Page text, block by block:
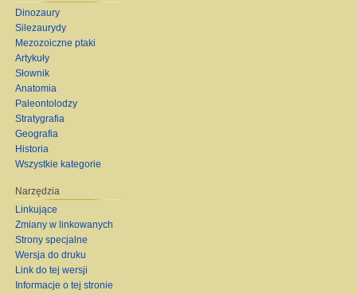
Dinozaury
Silezaurydy
Mezozoiczne ptaki
Artykuły
Słownik
Anatomia
Paleontolodzy
Stratygrafia
Geografia
Historia
Wszystkie kategorie
Narzędzia
Linkujące
Zmiany w linkowanych
Strony specjalne
Wersja do druku
Link do tej wersji
Informacje o tej stronie